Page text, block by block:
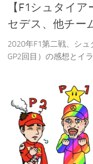
【F1シュタイ
セデス、他チー
2020年F1第二戦、シ
GP2回目）の感想とイ